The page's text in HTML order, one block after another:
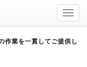
作業を一貫してご提供し